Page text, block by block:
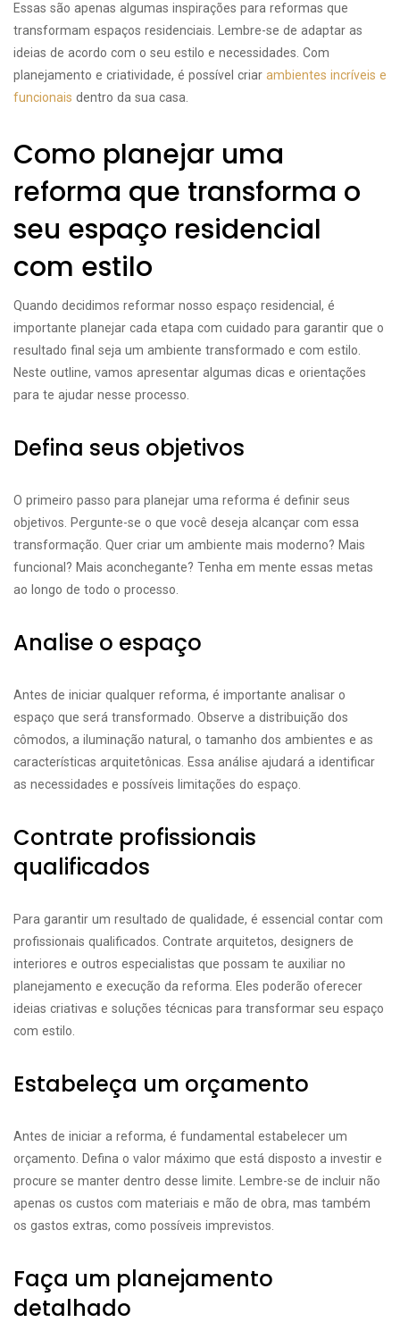
Essas são apenas algumas inspirações para reformas que
transformam espaços residenciais. Lembre-se de adaptar as
ideias de acordo com o seu estilo e necessidades. Com
planejamento e criatividade, é possível criar ambientes incríveis e
funcionais dentro da sua casa.
Como planejar uma
reforma que transforma o
seu espaço residencial
com estilo
Quando decidimos reformar nosso espaço residencial, é
importante planejar cada etapa com cuidado para garantir que o
resultado final seja um ambiente transformado e com estilo.
Neste outline, vamos apresentar algumas dicas e orientações
para te ajudar nesse processo.
Defina seus objetivos
O primeiro passo para planejar uma reforma é definir seus
objetivos. Pergunte-se o que você deseja alcançar com essa
transformação. Quer criar um ambiente mais moderno? Mais
funcional? Mais aconchegante? Tenha em mente essas metas
ao longo de todo o processo.
Analise o espaço
Antes de iniciar qualquer reforma, é importante analisar o
espaço que será transformado. Observe a distribuição dos
cômodos, a iluminação natural, o tamanho dos ambientes e as
características arquitetônicas. Essa análise ajudará a identificar
as necessidades e possíveis limitações do espaço.
Contrate profissionais
qualificados
Para garantir um resultado de qualidade, é essencial contar com
profissionais qualificados. Contrate arquitetos, designers de
interiores e outros especialistas que possam te auxiliar no
planejamento e execução da reforma. Eles poderão oferecer
ideias criativas e soluções técnicas para transformar seu espaço
com estilo.
Estabeleça um orçamento
Antes de iniciar a reforma, é fundamental estabelecer um
orçamento. Defina o valor máximo que está disposto a investir e
procure se manter dentro desse limite. Lembre-se de incluir não
apenas os custos com materiais e mão de obra, mas também
os gastos extras, como possíveis imprevistos.
Faça um planejamento
detalhado